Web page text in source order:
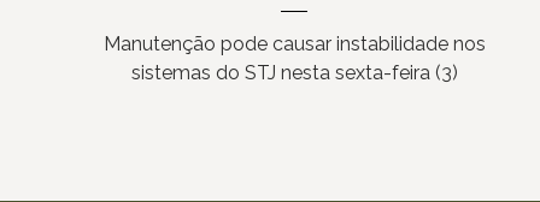
Manutenção pode causar instabilidade nos
sistemas do STJ nesta sexta-feira (3)